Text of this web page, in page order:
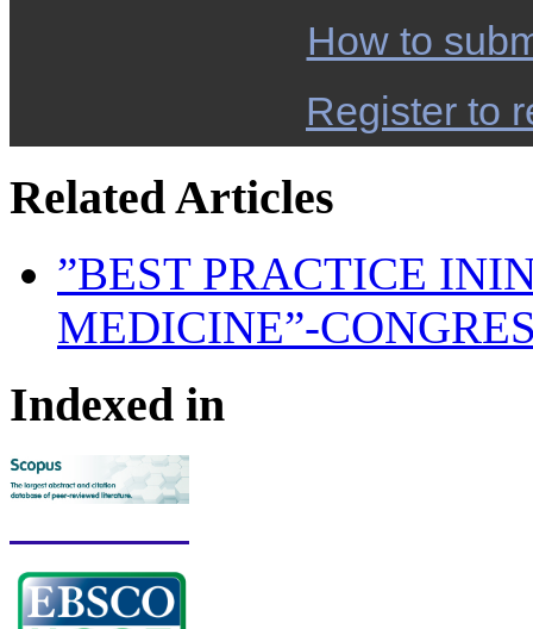
How to
Register to
Related Articles
”BEST PRACTICE
MEDICINE”-
Indexed in